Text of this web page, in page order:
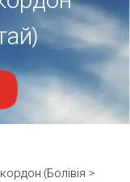
(Болівія >